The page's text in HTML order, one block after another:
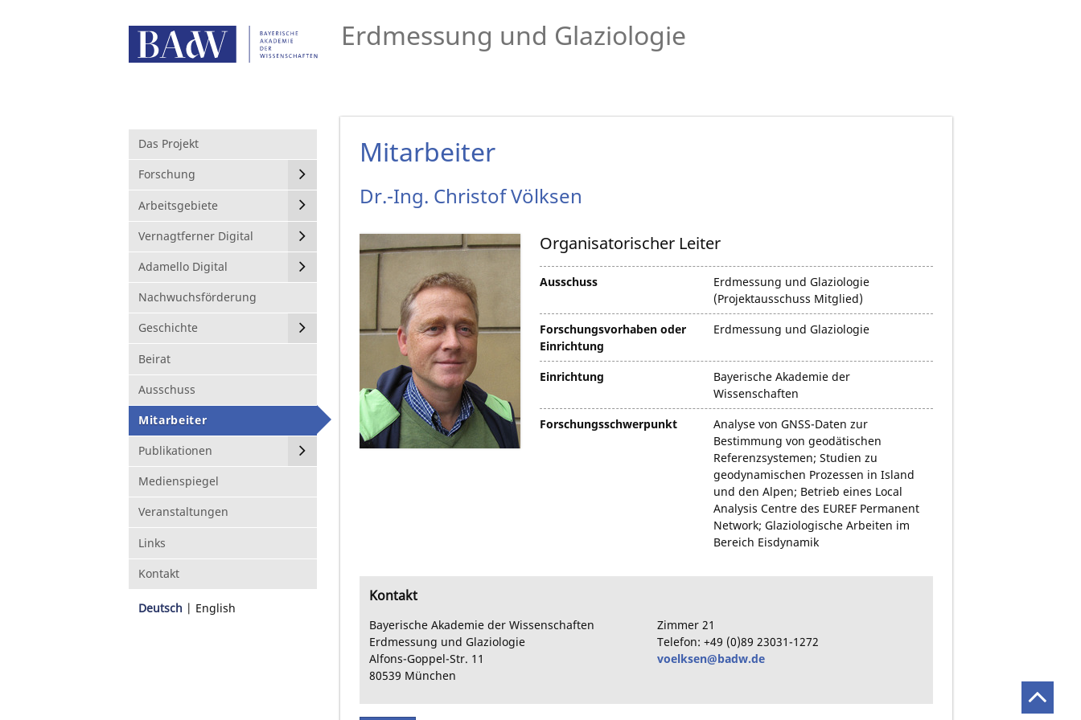
Erdmessung und Glaziologie
Das Projekt
Forschung
Arbeitsgebiete
Vernagtferner Digital
Adamello Digital
Nachwuchsförderung
Geschichte
Beirat
Ausschuss
Mitarbeiter
Publikationen
Medienspiegel
Veranstaltungen
Links
Kontakt
Deutsch English
Mitarbeiter
Dr.-Ing. ChristofVölksen
Organisatorischer Leiter
Ausschuss
Erdmessung und Glaziologie
(Projektausschuss Mitglied)
Forschungsvorhaben oder
Einrichtung
Erdmessung und Glaziologie
Einrichtung
Bayerische Akademie der
Wissenschaften
Forschungsschwerpunkt
Analyse von GNSS-Daten zur
Bestimmung von geodätischen
Referenzsystemen; Studien zu
geodynamischen Prozessen in Island
und den Alpen; Betrieb eines Local
Analysis Centre des EUREF Permanent
Network; Glaziologische Arbeiten im
Bereich Eisdynamik
Kontakt
Bayerische Akademie der Wissenschaften
Erdmessung und Glaziologie
Alfons-Goppel-Str. 11
80539 München
Zimmer 21
Telefon: +49 (0)89 23031-1272
voelksen@badw.de